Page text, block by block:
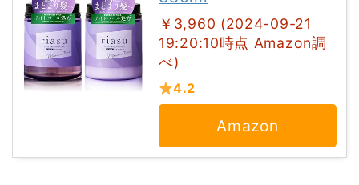
￥3,960 (2024-09-21
19:20:10時点 Amazon調
べ)
4.2
Amazon